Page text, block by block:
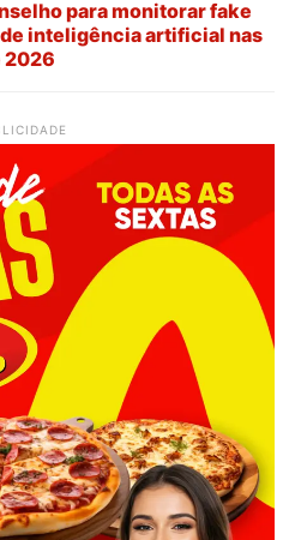
para monitorar fake
inteligência artificial nas
2026